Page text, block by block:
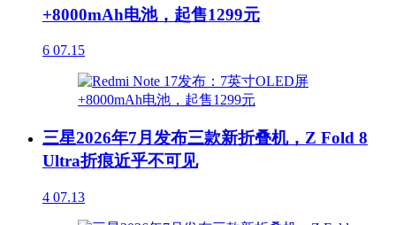
+8000mAh电池，起售1299元
6 07.15
三星2026年7月发布三款新折叠机，Z Fold 8
Ultra折痕近乎不可见
4 07.13